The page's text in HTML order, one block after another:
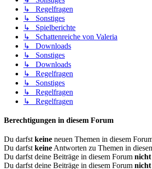
↳ Regelfragen
↳ Sonstiges
↳ Spielberichte
↳ Schattenreiche von Valeria
↳ Downloads
↳ Sonstiges
↳ Downloads
↳ Regelfragen
↳ Sonstiges
↳ Regelfragen
↳ Regelfragen
Berechtigungen in diesem Forum
Du darfstkeine neuen Themen in diesem
Du darfstkeineAntworten zu Themen in
Du darfst deine Beiträge in diesem Forum nicht
Du darfst deine Beiträge in diesem Forum nicht